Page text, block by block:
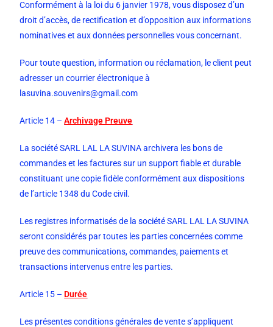
Conformément à la loi du 6 janvier 1978, vous disposez d’un
droit d’accès, de rectification et d’opposition aux informations
nominatives et aux données personnelles vous concernant.
Pour toute question, information ou réclamation, le client peut
adresser un courrier électronique à
lasuvina.souvenirs@gmail.com
Article 14 –Archivage Preuve
La société SARL LAL LA SUVINA archivera les bons de
commandes et les factures sur un support fiable et durable
constituant une copie fidèle conformément aux dispositions
de l’article 1348 du Code civil.
Les registres informatisés de la société SARL LAL LA SUVINA
seront considérés par toutes les parties concernées comme
preuve des communications, commandes, paiements et
transactions intervenus entre les parties.
Article 15 – Durée
Les présentes conditions générales de vente s’appliquent